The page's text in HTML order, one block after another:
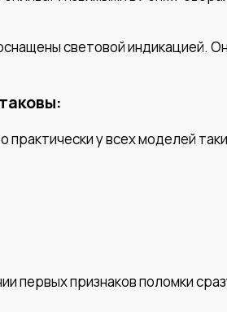
световой индикацией.
у всех моделей
первых признаков поломки